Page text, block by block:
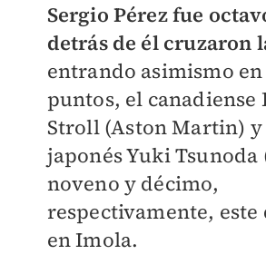
Sergio Pérez fue
detrás de él cruzaron
entrando asimismo
puntos, el canadiense
Stroll (Aston Martin) y
japonés Yuki Tsunoda
noveno y décimo,
respectivamente,
en Imola.